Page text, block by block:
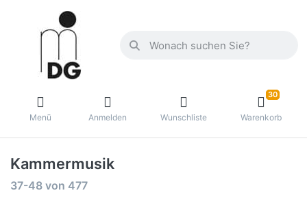
Menü Anmelden Wunschliste
30
Warenkorb
Kammermusik
37-48 von 477